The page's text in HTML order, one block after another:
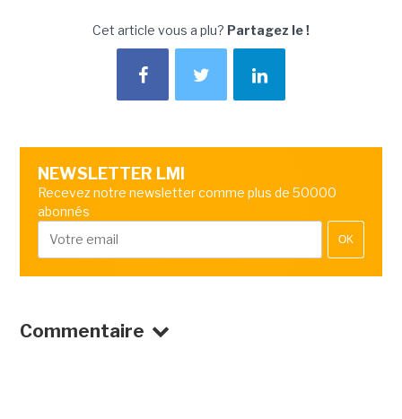
Cet article vous a plu? Partagez le !
NEWSLETTER LMI
Recevez notre newsletter comme plus de 50000
abonnés
OK
Commentaire